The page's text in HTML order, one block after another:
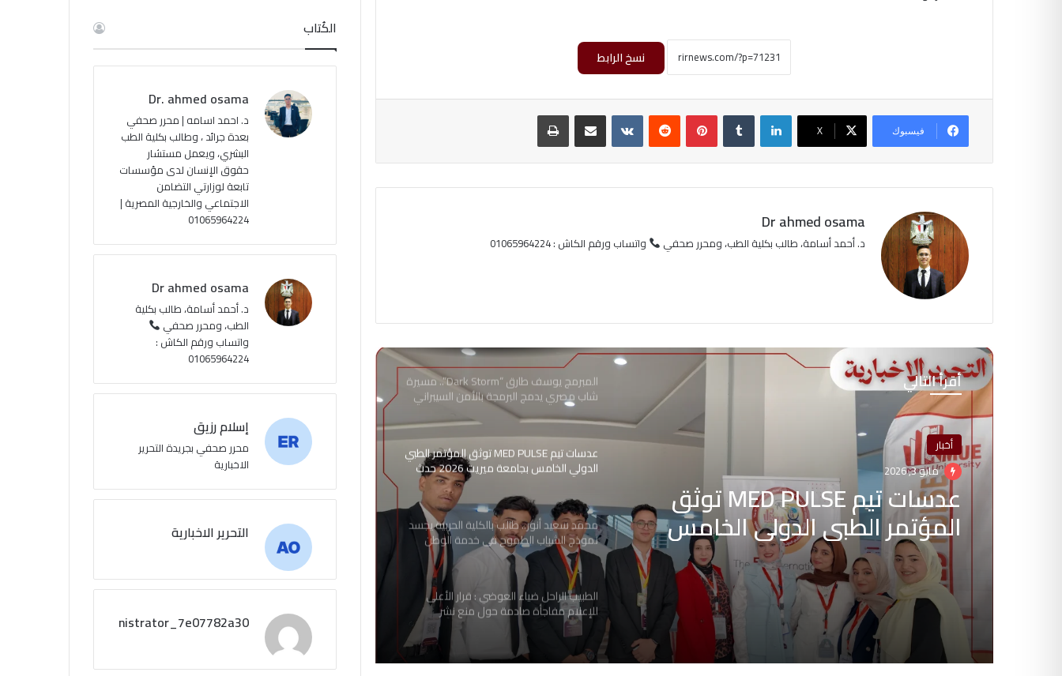
نسخ الرابط
فيسبوك ‫X
لينكدإن بينتيريست
Dr ahmed osama
د. أحمد أسامة، طالب بكلية الطب، ومحرر صحفي واتساب ورقم الكاش : 01065964224
أقرأ التالي
أخبار
مايو 3, 2026
عدسات تيم MED PULSE توثق
المؤتمر الطبي الدولي الخامس
بجامعة ميريت 2026 حدث طبي
عالمي
المبرمج يوسف طارق “Dark Storm”.. مسيرة
شاب مصري يدمج البرمجة بالأمن السيبراني
ويخطط لغزو عالم الـ YouTube Automation
عدسات تيم MED PULSE توثق المؤتمر الطبي
الدولي الخامس بجامعة ميريت 2026 حدث
طبي عالمي
محمد سعيد أنور.. طالب بالكلية الحربية يجسد
نموذج الشباب الطموح في خدمة الوطن
الطبيب الراحل ضياء العوضي : قرار الأعلى
للإعلام مفاجأة صادمة حول منع نشر
مقاطعه 2026
س
ب
u
u
ت
ر
ا
م
ص
ل
م
و
ق
ع
S
S
الكُتاب
Dr. ahmed osama
د. احمد اسامه | محرر صحفي
بعدة جرائد ، وطالب بكلية الطب
البشري، ويعمل مستشار
حقوق الإنسان لدى مؤسسات
تابعة لوزارتي التضامن
الاجتماعي والخارجية المصرية |
01065964224
Dr ahmed osama
د. أحمد أسامة، طالب بكلية
الطب، ومحرر صحفي
واتساب ورقم الكاش :
01065964224
إسلام رزيق
محرر صحفي بجريدة التحرير
الاخبارية
التحرير الاخبارية
administrator_7e07782a30